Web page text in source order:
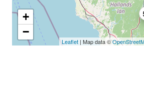
+
−
Leaflet | Map data ©